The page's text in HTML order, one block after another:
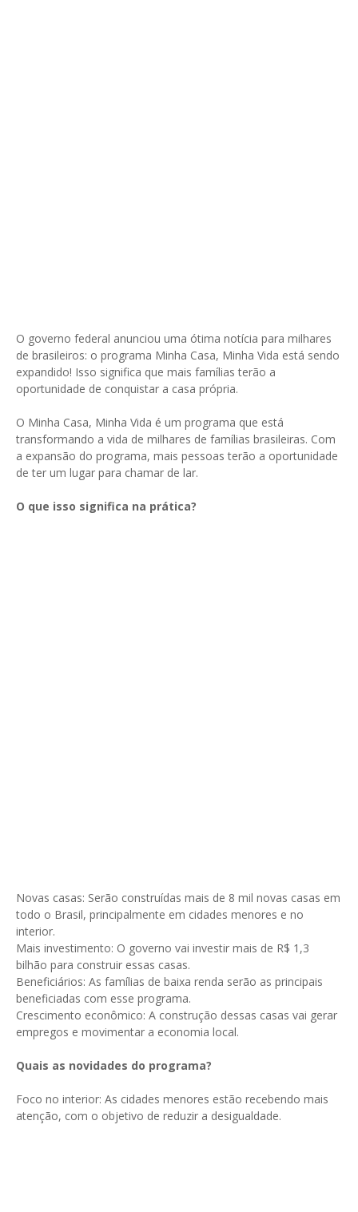
O governo federal anunciou uma ótima notícia para milhares
de brasileiros: o programa Minha Casa, Minha Vida está sendo
expandido! Isso significa que mais famílias terão a
oportunidade de conquistar a casa própria.
O Minha Casa, Minha Vida é um programa que está
transformando a vida de milhares de famílias brasileiras. Com
a expansão do programa, mais pessoas terão a oportunidade
de ter um lugar para chamar de lar.
O que isso significa na prática?
Novas casas: Serão construídas mais de 8 mil novas casas em
todo o Brasil, principalmente em cidades menores e no
interior.
Mais investimento: O governo vai investir mais de R$ 1,3
bilhão para construir essas casas.
Beneficiários: As famílias de baixa renda serão as principais
beneficiadas com esse programa.
Crescimento econômico: A construção dessas casas vai gerar
empregos e movimentar a economia local.
Quais as novidades do programa?
Foco no interior: As cidades menores estão recebendo mais
atenção, com o objetivo de reduzir a desigualdade.